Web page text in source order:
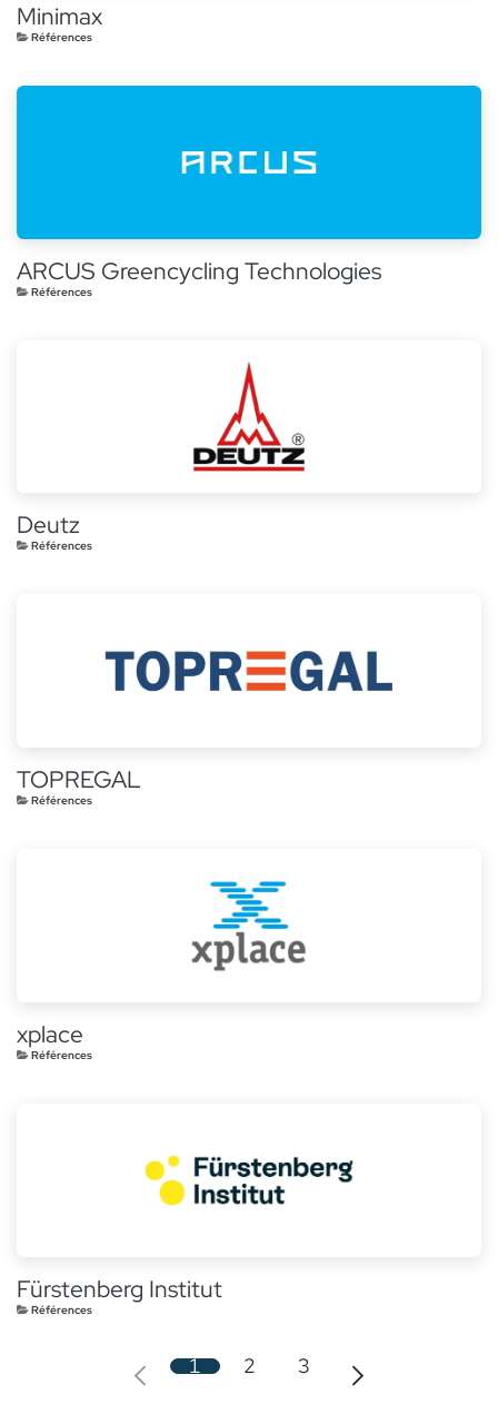
Minimax
Références
ARCUS Greencycling Technologies
Références
Deutz
Références
TOPREGAL
Références
xplace
Références
Fürstenberg Institut
Références
1 2 3